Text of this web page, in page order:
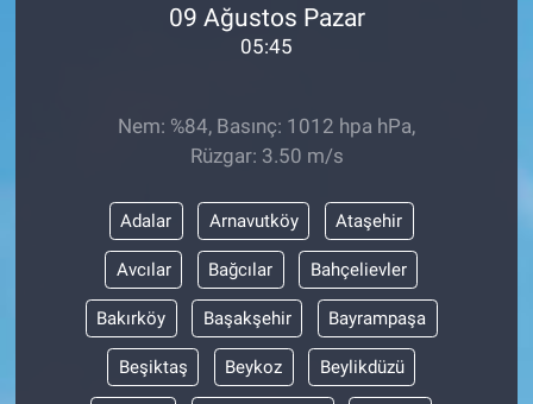
09 Ağustos Pazar
05:45
Nem: %84, Basınç: 1012 hpa hPa,
Rüzgar: 3.50 m/s
Adalar Arnavutköy Ataşehir
Avcılar Bağcılar Bahçelievler
Bakırköy Başakşehir Bayrampaşa
Beşiktaş Beykoz Beylikdüzü